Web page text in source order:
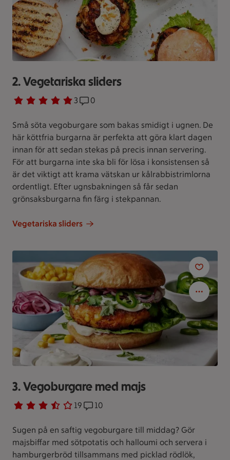
2. Vegetariska sliders
Betyg 5 av 5. 3
3 personer har röstatReceptet har 0 kommentarer
0
Små söta vegoburgare som bakas smidigt i ugnen. De
här köttfria burgarna är perfekta att göra klart dagen
innan för att sedan stekas på precis innan servering.
För att burgarna inte ska bli för lösa i konsistensen så
är det viktigt att krama vätskan ur kålrabbistrimlorna
ordentligt. Efter ugnsbakningen så får sedan
grönsaksburgarna fin färg i stekpannan.
Vegetariska sliders
3. Vegoburgare med majs
Betyg 3.6 av 5. 19
19 personer har röstatReceptet har 10 kommentarer
10
Sugen på en saftig vegoburgare till middag? Gör
majsbiffar med sötpotatis och halloumi och servera i
hamburgerbröd tillsammans med picklad rödlök,